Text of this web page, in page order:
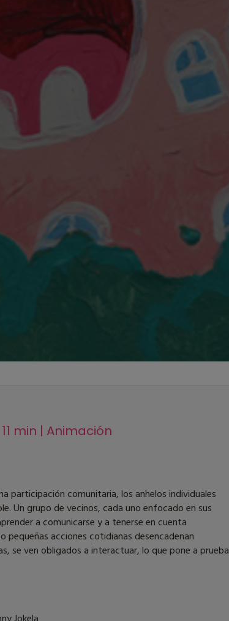
min | Animación
participación comunitaria, los anhelos individuales
Un grupo de vecinos, cada uno enfocado en sus
a comunicarse y a tenerse en cuenta
pequeñas acciones cotidianas desencadenan
se ven obligados a interactuar, lo que pone a prueba